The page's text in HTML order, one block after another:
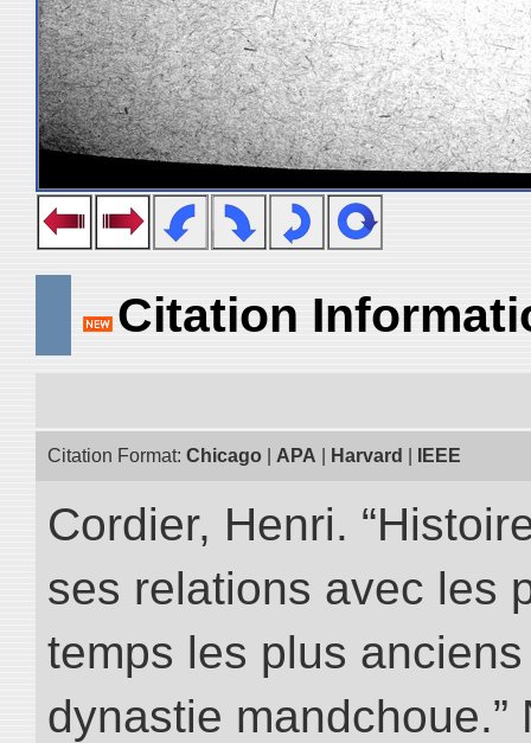
Citation
Citation Format: Chicago APA Harvard IEEE
Cordier, Henri.
ses relations avec les
temps les plus
dynastie mandchoue.”